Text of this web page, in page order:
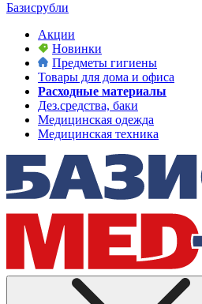
Базисрубли
Акции
Новинки
Предметы гигиены
Товары для дома и офиса
Расходные материалы
Дез.средства, баки
Медицинская одежда
Медицинская техника